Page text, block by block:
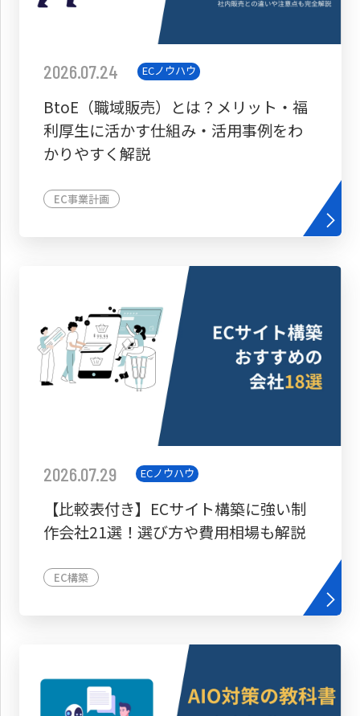
2026.07.24 ECノウハウ
BtoE（職域販売）とは？メリット・福
利厚生に活かす仕組み・活用事例をわ
かりやすく解説
EC事業計画
2026.07.29 ECノウハウ
【比較表付き】ECサイト構築に強い制
作会社21選！選び方や費用相場も解説
EC構築